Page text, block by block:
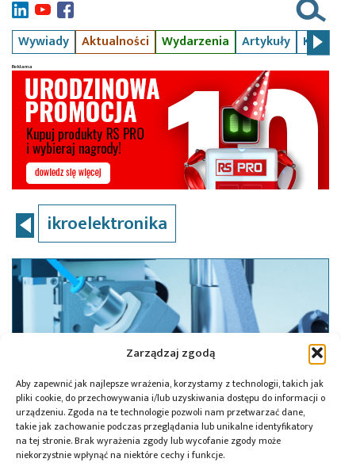
Zarządzaj zgodą
Aby zapewnić jak najlepsze wrażenia, korzystamy z technologii, takich jak
pliki cookie, do przechowywania i/lub uzyskiwania dostępu do informacji o
urządzeniu. Zgoda na te technologie pozwoli nam przetwarzać dane,
takie jak zachowanie podczas przeglądania lub unikalne identyfikatory
na tej stronie. Brak wyrażenia zgody lub wycofanie zgody może
niekorzystnie wpłynąć na niektóre cechy i funkcje.
Wywiady Aktualności Wydarzenia Artykuły Kursy
ikroelektronika